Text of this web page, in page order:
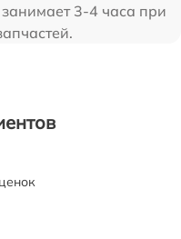
3-4 часа при